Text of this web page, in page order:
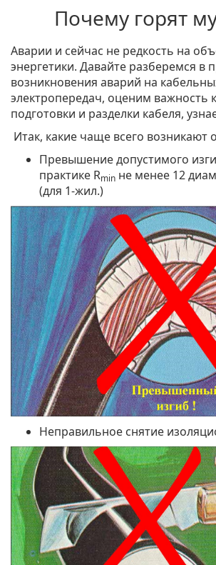
Почему горят
Аварии и сейчас не редкость на
энергетики. Давайте разберемся в
возникновения аварий на
электропередач, оценим важность
подготовки и разделки кабеля,
Итак, какие чаще всего возникают
Превышение допустимого
практике Rmin не менее 12
(для 1-жил.)
Неправильное снятие